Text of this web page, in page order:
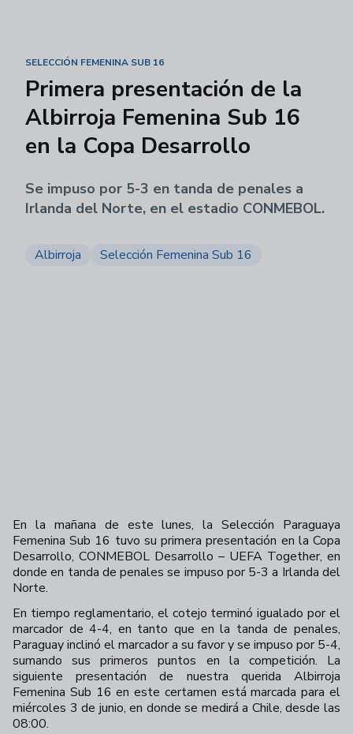
SELECCIÓN FEMENINA SUB 16
Primera presentación de la
Albirroja Femenina Sub 16
en la Copa Desarrollo
Se impuso por 5-3 en tanda de penales a
Irlanda del Norte, en el estadio CONMEBOL.
Albirroja Selección Femenina Sub 16
En la mañana de este lunes, la Selección Paraguaya
Femenina Sub 16 tuvo su primera presentación en la Copa
Desarrollo, CONMEBOL Desarrollo – UEFA Together, en
donde en tanda de penales se impuso por 5-3 a Irlanda del
Norte.
En tiempo reglamentario, el cotejo terminó igualado por el
marcador de 4-4, en tanto que en la tanda de penales,
Paraguay inclinó el marcador a su favor y se impuso por 5-4,
sumando sus primeros puntos en la competición. La
siguiente presentación de nuestra querida Albirroja
Femenina Sub 16 en este certamen está marcada para el
miércoles 3 de junio, en donde se medirá a Chile, desde las
08:00.